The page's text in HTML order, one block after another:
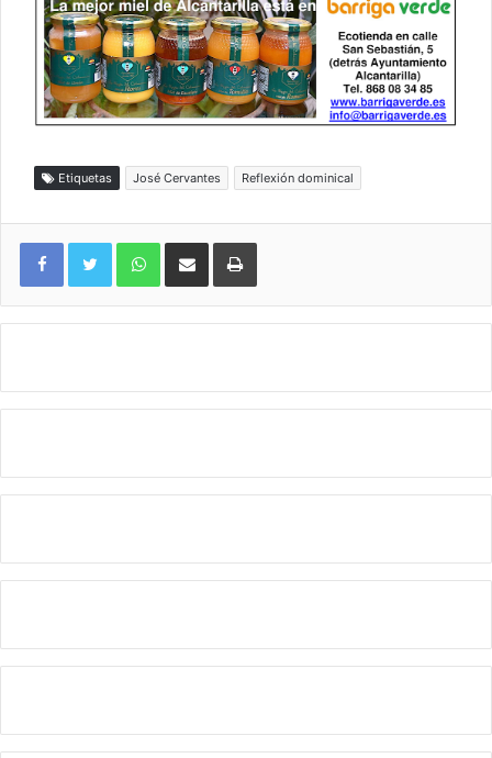
Etiquetas José Cervantes Reflexión dominical
WhatsAppCompartir por correo electrónicoImprimir